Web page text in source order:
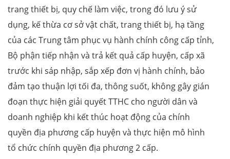
trang thiết bị, quy chế làm việc, trong đó lưu ý sử
dụng, kế thừa cơ sở vật chất, trang thiết bị, hạ tầng
của các Trung tâm phục vụ hành chính công cấp tỉnh,
Bộ phận tiếp nhận và trả kết quả cấp huyện, cấp xã
trước khi sáp nhập, sắp xếp đơn vị hành chính, bảo
đảm tạo thuận lợi tối đa, thông suốt, không gây gián
đoạn thực hiện giải quyết TTHC cho người dân và
doanh nghiệp khi kết thúc hoạt động của chính
quyền địa phương cấp huyện và thực hiện mô hình
tổ chức chính quyền địa phương 2 cấp.